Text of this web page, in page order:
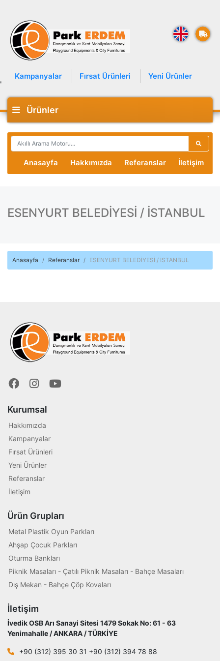
Kampanyalar Fırsat Ürünleri Yeni Ürünler
'
Ürünler
Anasayfa Hakkımızda Referanslar İletişim
ESENYURT BELEDİYESİ / İSTANBUL
Anasayfa Referanslar ESENYURT BELEDİYESİ / İSTANBUL
Kurumsal
Hakkımızda
Kampanyalar
Fırsat Ürünleri
Yeni Ürünler
Referanslar
İletişim
Ürün Grupları
Metal Plastik Oyun Parkları
Ahşap Çocuk Parkları
Oturma Bankları
Piknik Masaları - Çatılı Piknik Masaları - Bahçe Masaları
Dış Mekan - Bahçe Çöp Kovaları
İletişim
İvedik OSB Arı Sanayi Sitesi 1479 Sokak No: 61 - 63
Yenimahalle / ANKARA / TÜRKİYE
+90 (312) 395 30 31 +90 (312) 394 78 88